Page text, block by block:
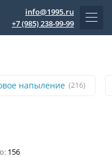
info@1995.ru
+7 (985) 238-99-99
напыление (216)
156